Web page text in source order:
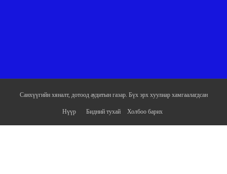
Санхүүгийн хяналт, дотоод аудитын газар. Бүх эрх хуулиар хамгаалагдсан
Нүүр Бидний тухай Холбоо барих